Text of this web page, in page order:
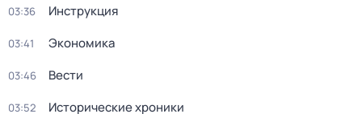
03:36 Инструкция
03:41 Экономика
03:46 Вести
03:52 Исторические хроники